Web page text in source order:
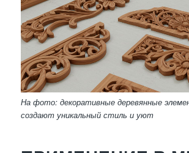
На фото: декоративные деревянные
создают уникальный стиль и уют